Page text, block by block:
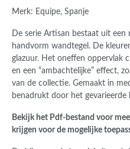
Merk: Equipe, Spanje
De serie Artisan bestaat uit een
handvorm wandtegel. De
glazuur. Het oneffen oppervlak
en een “ambachtelijke” effect,
van de collectie. Gemaakt in
benadrukt door het gevarieerde
Bekijk het Pdf-bestand voor
krijgen voor de mogelijke